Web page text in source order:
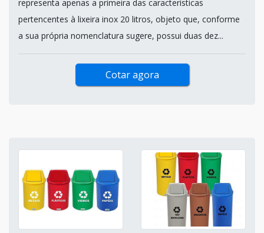
representa apenas a primeira das características
pertencentes à lixeira inox 20 litros, objeto que, conforme
a sua própria nomenclatura sugere, possui duas dez...
Cotar agora